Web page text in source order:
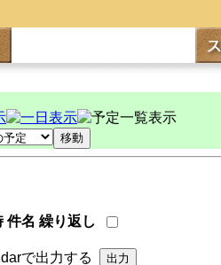
件名 繰り返し
で出力する